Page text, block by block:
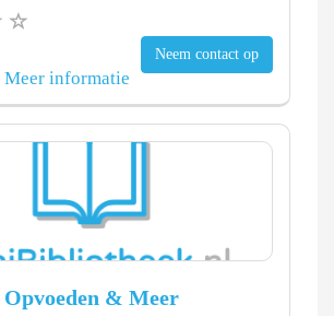
Neem contact op
Meer informatie
& Meer